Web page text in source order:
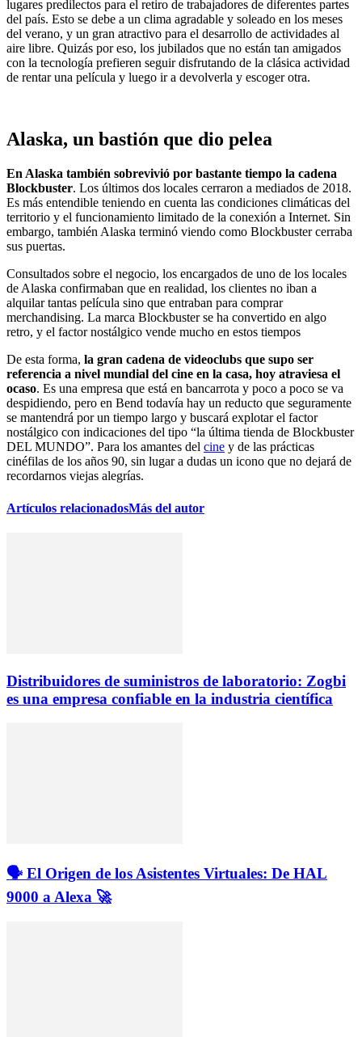
lugares predilectos para el retiro de trabajadores de diferentes partes
del país. Esto se debe a un clima agradable y soleado en los meses
del verano, y un gran atractivo para el desarrollo de actividades al
aire libre. Quizás por eso, los jubilados que no están tan amigados
con la tecnología prefieren seguir disfrutando de la clásica actividad
de rentar una película y luego ir a devolverla y escoger otra.
Alaska, un bastión que dio pelea
En Alaska también sobrevivió por bastante tiempo la cadena
Blockbuster. Los últimos dos locales cerraron a mediados de 2018.
Es más entendible teniendo en cuenta las condiciones climáticas del
territorio y el funcionamiento limitado de la conexión a Internet. Sin
embargo, también Alaska terminó viendo como Blockbuster cerraba
sus puertas.
Consultados sobre el negocio, los encargados de uno de los locales
de Alaska confirmaban que en realidad, los clientes no iban a
alquilar tantas película sino que entraban para comprar
merchandising. La marca Blockbuster se ha convertido en algo
retro, y el factor nostálgico vende mucho en estos tiempos
De esta forma, la gran cadena de videoclubs que supo ser
referencia a nivel mundial del cine en la casa, hoy atraviesa el
ocaso. Es una empresa que está en bancarrota y poco a poco se va
despidiendo, pero en Bend todavía hay un reducto que seguramente
se mantendrá por un tiempo largo y buscará explotar el factor
nostálgico con indicaciones del tipo “la última tienda de Blockbuster
DEL MUNDO”. Para los amantes del cine y de las prácticas
cinéfilas de los años 90, sin lugar a dudas un icono que no dejará de
recordarnos viejas alegrías.
Artículos relacionadosMás del autor
Distribuidores de suministros de laboratorio: Zogbi
es una empresa confiable en la industria científica
🗣️ El Origen de los Asistentes Virtuales: De HAL
9000 a Alexa 🚀